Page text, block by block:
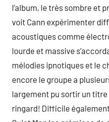
l’album, le très sombre et
voit Cann expérimenter
acoustiques comme
lourde et massive
mélodies ipnotiques et le
encore le groupe a
largement pu sortir un titre
ringard! Difficile